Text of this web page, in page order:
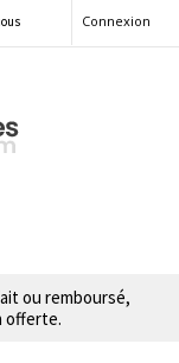
Connexion
ou remboursé,
offerte.